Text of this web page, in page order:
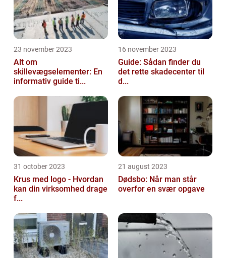
23 november 2023
Alt om
skillevægselementer: En
informativ guide ti...
16 november 2023
Guide: Sådan finder du
det rette skadecenter til
d...
31 october 2023
Krus med logo - Hvordan
kan din virksomhed drage
f...
21 august 2023
Dødsbo: Når man står
overfor en svær opgave